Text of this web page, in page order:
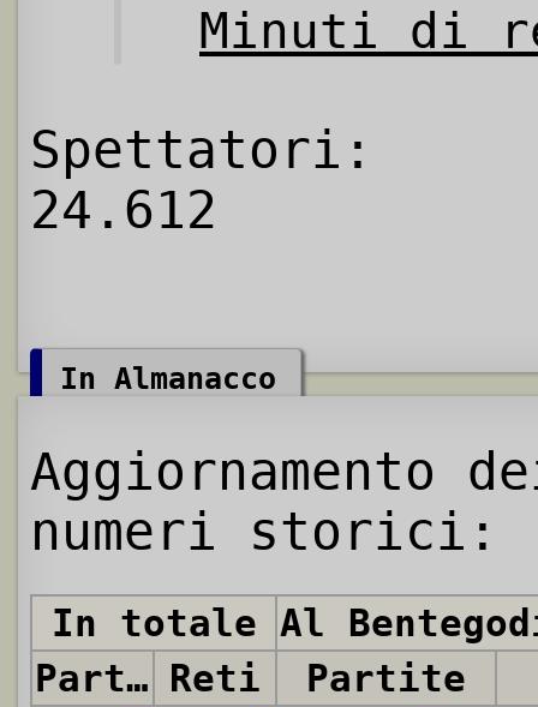
Minuti di
Spettatori:
24.612
In Almanacco
Aggiornamento
numeri storici:
In totale Al
Partite Reti Partite